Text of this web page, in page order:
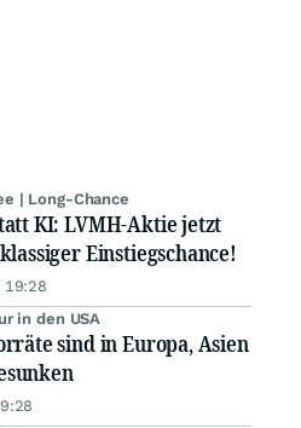
| Long-Chance
KI: LVMH-Aktie jetzt
Einstiegschance!
19:28
in den USA
sind in Europa, Asien